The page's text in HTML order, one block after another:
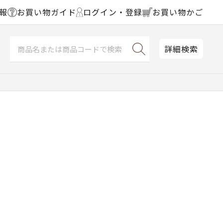
お買い物ガイド ログイン・登録 お買い物かご
詳細検索